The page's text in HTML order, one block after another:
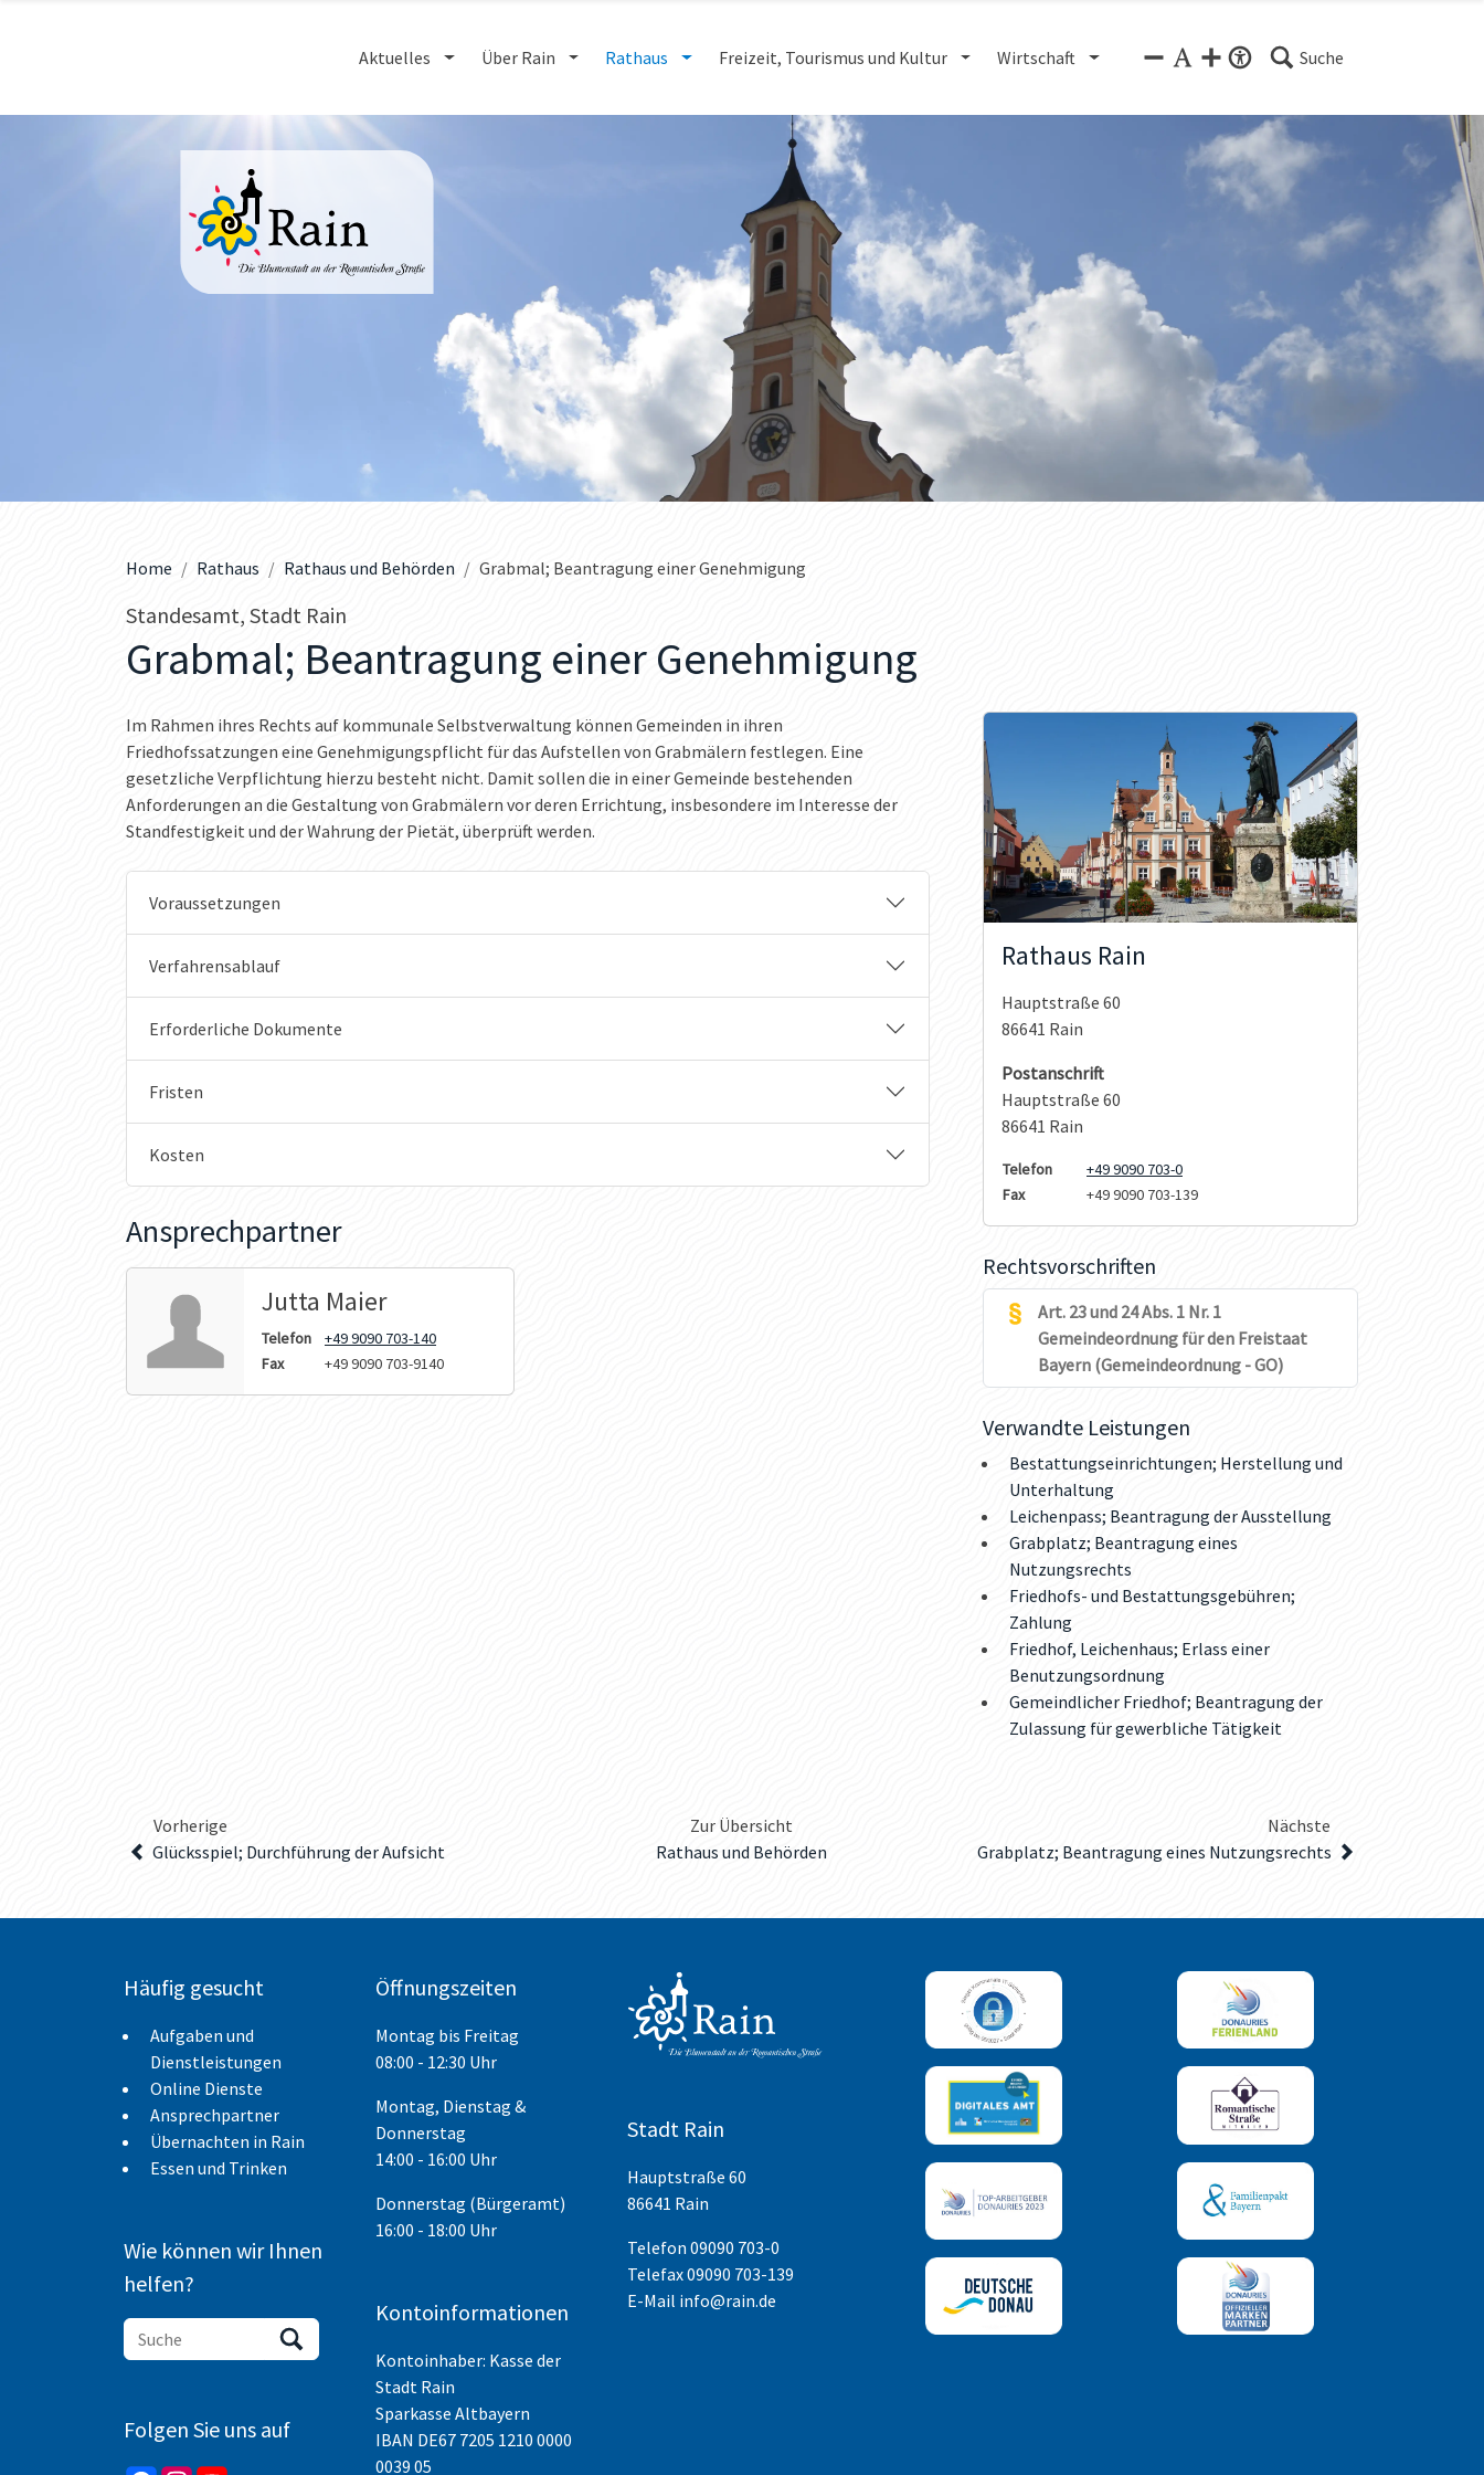
Aktuelles Über Rain Rathaus Freizeit, Tourismus und Kultur Wirtschaft Suche
Home Rathaus Rathaus und Behörden Grabmal; Beantragung einer Genehmigung
Standesamt, Stadt Rain
Grabmal; Beantragung einer Genehmigung
Im Rahmen ihres Rechts auf kommunale Selbstverwaltung können Gemeinden in ihren
Friedhofssatzungen eine Genehmigungspflicht für das Aufstellen von Grabmälern festlegen. Eine
gesetzliche Verpflichtung hierzu besteht nicht. Damit sollen die in einer Gemeinde bestehenden
Anforderungen an die Gestaltung von Grabmälern vor deren Errichtung, insbesondere im Interesse der
Standfestigkeit und der Wahrung der Pietät, überprüft werden.
Voraussetzungen
Verfahrensablauf
Erforderliche Dokumente
Fristen
Kosten
Ansprechpartner
Jutta Maier
Telefon
+49 9090 703-140
Fax
+49 9090 703-9140
Rathaus Rain
Hauptstraße 60
86641 Rain
Postanschrift
Hauptstraße 60
86641 Rain
Telefon
+49 9090 703-0
Fax
+49 9090 703-139
Rechtsvorschriften
Art. 23 und 24 Abs. 1 Nr. 1
Gemeindeordnung für den Freistaat
Bayern (Gemeindeordnung - GO)
Verwandte Leistungen
Bestattungseinrichtungen; Herstellung und
Unterhaltung
Leichenpass; Beantragung der Ausstellung
Grabplatz; Beantragung eines
Nutzungsrechts
Friedhofs- und Bestattungsgebühren;
Zahlung
Friedhof, Leichenhaus; Erlass einer
Benutzungsordnung
Gemeindlicher Friedhof; Beantragung der
Zulassung für gewerbliche Tätigkeit
Vorherige
Glücksspiel; Durchführung der Aufsicht
Zur Übersicht
Rathaus und Behörden
Nächste
Grabplatz; Beantragung eines Nutzungsrechts
Häufig gesucht
Aufgaben und
Dienstleistungen
Online Dienste
Ansprechpartner
Übernachten in Rain
Essen und Trinken
Wie können wir Ihnen
helfen?
Folgen Sie uns auf
Öffnungszeiten
Montag bis Freitag
08:00 - 12:30 Uhr
Montag, Dienstag &
Donnerstag
14:00 - 16:00 Uhr
Donnerstag (Bürgeramt)
16:00 - 18:00 Uhr
Kontoinformationen
Kontoinhaber: Kasse der
Stadt Rain
Sparkasse Altbayern
IBAN DE67 7205 1210 0000
0039 05
Stadt Rain
Hauptstraße 60
86641 Rain
Telefon 09090 703-0
Telefax 09090 703-139
E-Mail info@rain.de